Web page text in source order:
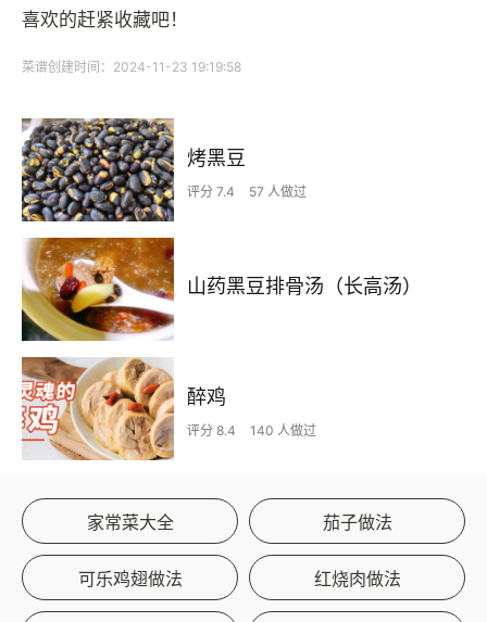
喜欢的赶紧收藏吧！
菜谱创建时间：2024-11-23 19:19:58
烤黑豆
评分 7.4 57 人做过
山药黑豆排骨汤（长高汤）
醉鸡
评分 8.4 140 人做过
家常菜大全 茄子做法
可乐鸡翅做法 红烧肉做法